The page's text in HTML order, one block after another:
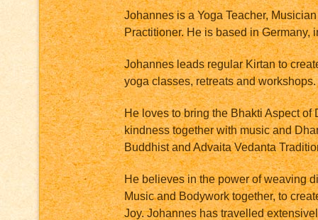
Johannes is a Yoga Teacher,
Practitioner. He is based in Germany,
Johannes leads regular Kirtan to
yoga classes, retreats and workshops.
He loves to bring the Bhakti Aspect of
kindness together with music and
Buddhist and Advaita Vedanta
He believes in the power of weaving
Music and Bodywork together, to
Joy. Johannes has travelled